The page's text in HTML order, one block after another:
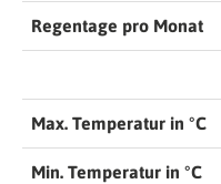
Regentage pro Monat
Max. Temperatur in °C
Min. Temperatur in °C